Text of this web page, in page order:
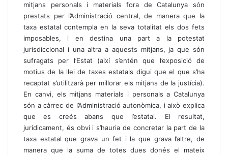
mitjans personals i materials fora de Catalunya són
prestats per l’Administració central, de manera que la
taxa estatal contempla en la seva totalitat els dos fets
imposables, i en destina una part a la potestat
jurisdiccional i una altra a aquests mitjans, ja que són
sufragats per l’Estat (així s’entén que l’exposició de
motius de la llei de taxes estatals digui que el que s’ha
recaptat s’utilitzarà per millorar els mitjans de la justícia).
En canvi, els mitjans materials i personals a Catalunya
són a càrrec de l’Administració autonòmica, i això explica
que es creés abans que l’estatal. El resultat,
jurídicament, és obvi i s’hauria de concretar la part de la
taxa estatal que grava un fet i la que grava l’altre, de
manera que la suma de totes dues donés el mateix